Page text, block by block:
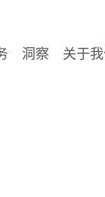
洞察 关于我